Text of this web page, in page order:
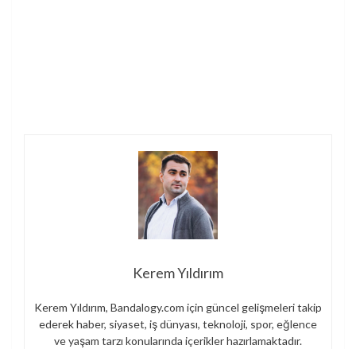
Kerem Yıldırım
Kerem Yıldırım, Bandalogy.com için güncel gelişmeleri takip
ederek haber, siyaset, iş dünyası, teknoloji, spor, eğlence
ve yaşam tarzı konularında içerikler hazırlamaktadır.